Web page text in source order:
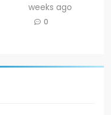
weeks ago
0